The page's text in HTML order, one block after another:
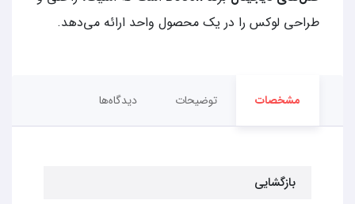
طراحی لوکس را در یک محصول واحد ارائه می‌دهد.
مشخصات توضیحات دیدگاه‌ها
بازگشایی